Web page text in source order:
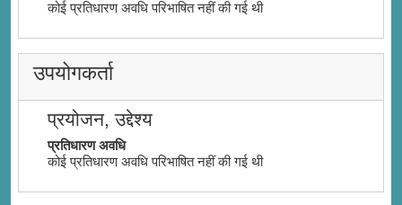
कोई प्रतिधारण अवधि परिभाषित नहीं की गई थी
उपयोगकर्ता
प्रयोजन, उद्देश्य
प्रतिधारण अवधि
कोई प्रतिधारण अवधि परिभाषित नहीं की गई थी